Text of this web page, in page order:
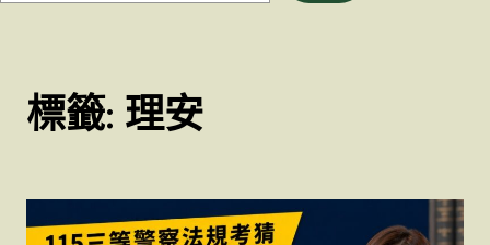
標籤: 理安